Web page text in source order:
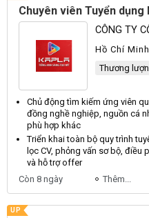
Chuyên viên Tuyển dụng
CÔNG TY
Hồ Chí Minh
Thương
Chủ động tìm kiếm ứng viên
đồng nghề nghiệp, nguồn cá
phù hợp khác
Triển khai toàn bộ quy trình
lọc CV, phỏng vấn sơ bộ,
và hỗ trợ offer
Còn 8 ngày
Thêm...
UP